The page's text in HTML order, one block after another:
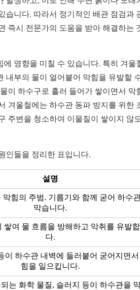
습니다. 따라서 정기적인 배관 점검과
즉시 전문가의 도움을 받아 해결하는
에 영향을 미칠 수 있습니다. 특히 겨울
내부의 물이 얼어붙어 막힘을 유발할
이 하수구로 흘러 들어가 쌓이면서 막
겨울철에는 하수관 동파 방지를 위한
주변을 청소하여 이물질이 쌓이지 않
인들을 정리한 표입니다.
설명
막힘의 주범. 기름기와 함께 굳어 하수
막습니다.
쌓여 물 흐름을 방해하고 악취를 유발
다.
이 하수관 내벽에 들러붙어 굳어지면
힘을 일으킵니다.
는 화학 물질, 슬러지 등이 하수관을